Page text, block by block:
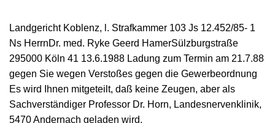
Landgericht Koblenz, l. Strafkammer 103 Js 12.452/85- 1
Ns HerrnDr. med. Ryke Geerd HamerSülzburgstraße
295000 Köln 41 13.6.1988 Ladung zum Termin am 21.7.88
gegen Sie wegen Verstoßes gegen die Gewerbeordnung
Es wird Ihnen mitgeteilt, daß keine Zeugen, aber als
Sachverständiger Professor Dr. Horn, Landesnervenklinik,
5470 Andernach geladen wird.